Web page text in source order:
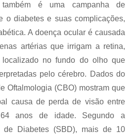
é uma campanha de
o diabetes e suas complicações,
A doença ocular é causada
artérias que irrigam a retina,
no fundo do olho que
pelo cérebro. Dados do
Oftalmologia (CBO) mostram que
causa de perda de visão entre
anos de idade. Segundo a
de Diabetes (SBD), mais de 10